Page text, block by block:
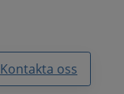
Kontakta oss